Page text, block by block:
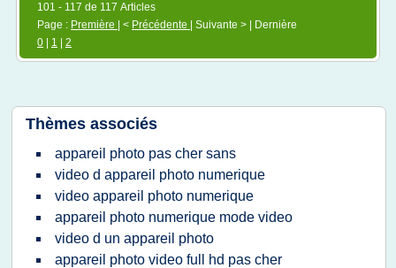
101 - 117 de 117 Articles
Page : Première | < Précédente
| Suivante > | Dernière
0
1 2
Thèmes associés
appareil photo pas cher sans
video d appareil photo numerique
video appareil photo numerique
appareil photo numerique mode video
video d un appareil photo
appareil photo video full hd pas cher